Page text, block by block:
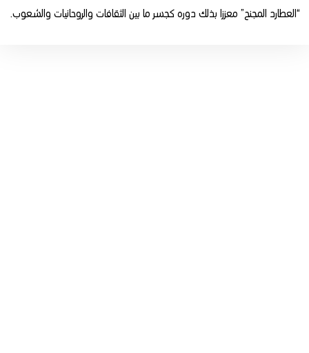
“العطارد المجنح” معززا بذلك دوره كجسر ما بين الثقافات والروحانيات والشعوب.